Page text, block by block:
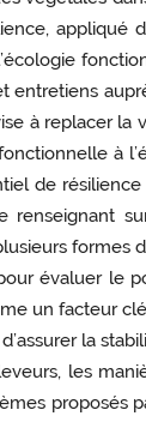
à replacer la
à
de
renseignant
évaluer le
un facteur
la
les
proposés